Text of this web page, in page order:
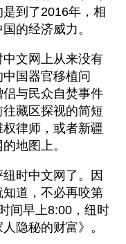
到了2016年，相
的经济威力。
文网上从来没有
国器官移植问
与民众自焚事件
藏区探视的简短
律师，或者新疆
地图上。
时中文网了。因
道，不必再咬第
间早上8:00，纽时
隐秘的财富》。